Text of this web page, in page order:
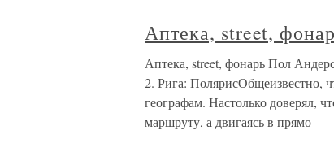
Аптека, street,
Аптека, street, фонарь Пол
2. Рига: ПолярисОбщеизвестно,
географам. Настолько доверял,
маршруту, а двигаясь в прямо